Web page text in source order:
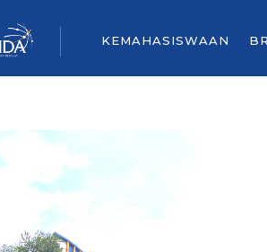
KEMAHASISWAAN